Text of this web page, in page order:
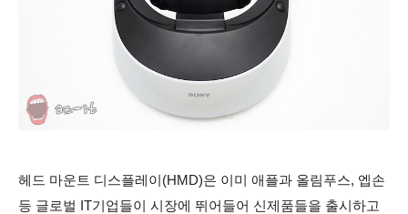
헤드 마운트 디스플레이(HMD)은 이미 애플과 올림푸스, 엡손
등 글로벌 IT기업들이 시장에 뛰어들어 신제품들을 출시하고